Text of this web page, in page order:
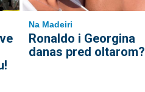
Na Madeiri
Ronaldo i Georgina
danas pred oltarom?